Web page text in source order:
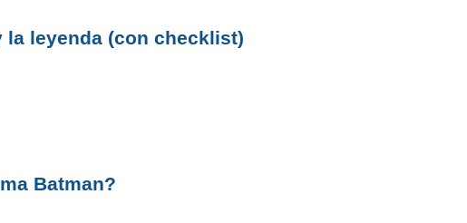
leyenda (con checklist)
Batman?